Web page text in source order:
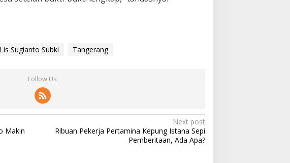
Lis Sugianto Subki Tangerang
Follow Us
Makin
Next post
Ribuan Pekerja Pertamina Kepung Istana Sepi
Pemberitaan, Ada Apa?